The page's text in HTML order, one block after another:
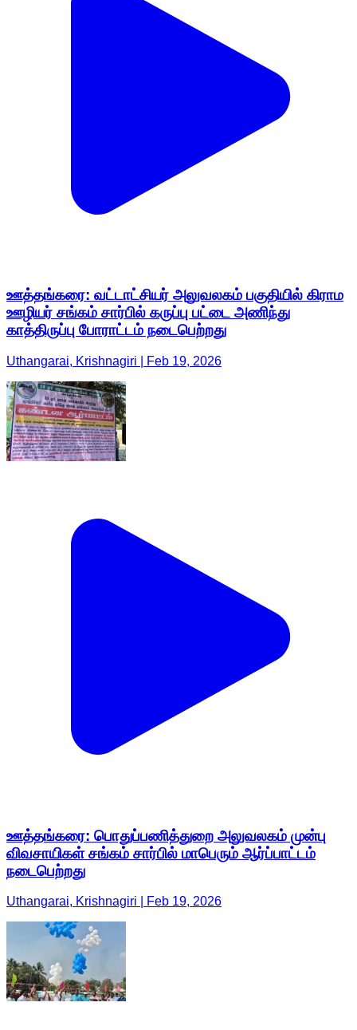
ஊத்தங்கரை: வட்டாட்சியர் அலுவலகம் பகுதியில் கிராம
ஊழியர் சங்கம் சார்பில் கருப்பு பட்டை அணிந்து
காத்திருப்பு போராட்டம் நடைபெற்றது
Uthangarai, Krishnagiri | Feb 19, 2026
ஊத்தங்கரை: பொதுப்பணித்துறை அலுவலகம் முன்பு
விவசாயிகள் சங்கம் சார்பில் மாபெரும் ஆர்ப்பாட்டம்
நடைபெற்றது
Uthangarai, Krishnagiri | Feb 19, 2026